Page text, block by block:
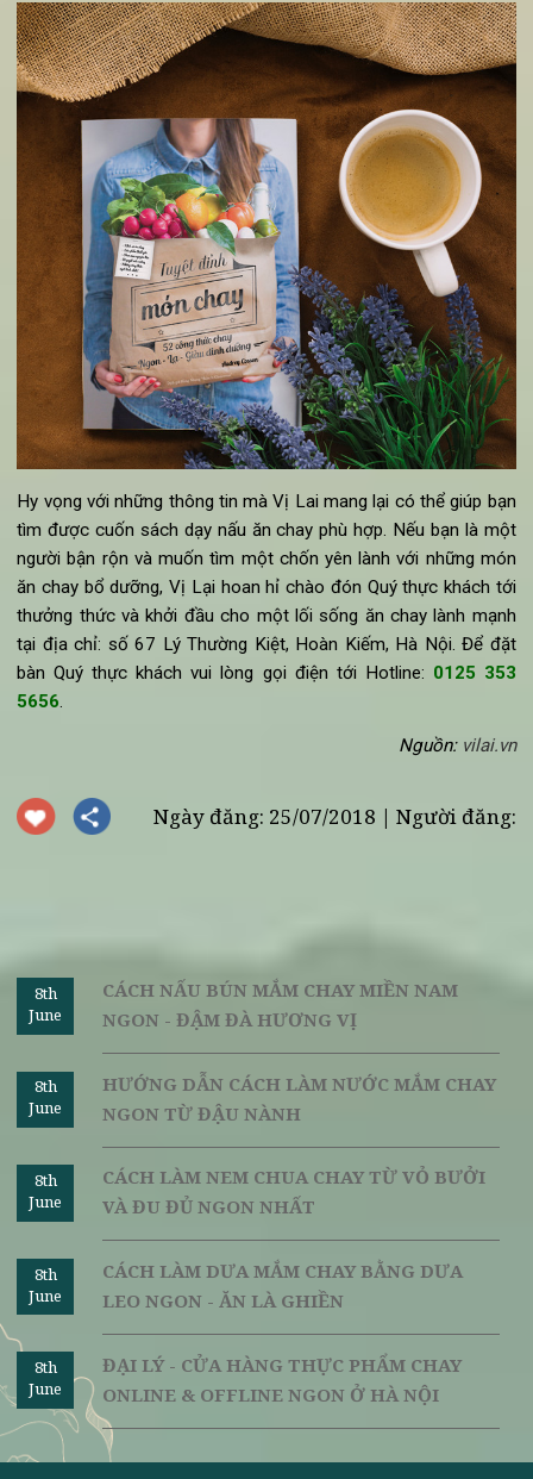
5. Sách dạy nấu ăn chay - tuyệt đỉnh món chay
Cuốn sách được viết bởi tác gia nổi tiếng người Pháp
Cosson với 52 công thức chocác món chay ngontuyệt
Nếu bạn là người đam mê nghệ thuật ăn chay và ẩm
phương Tây thì cuốn sách này sẽ đưa bạn du hành, khám
ẩm thực chay của nền văn hóa phương Tây.
Hy vọng với những thông tin mà Vị Lai mang lại có thể giúp
bàn Quý thực khách vui lòng gọi điện tới Hotline:0125
5656.
Nguồn:
Ngày đăng: 25/07/2018 | Người
June
CÁCH NẤU BÚN MẮM CHAY MIỀN NAM
NGON - ĐẬM ĐÀ HƯƠNG VỊ
8th
June
HƯỚNG DẪN CÁCH LÀM NƯỚC MẮM CHAY
NGON TỪ ĐẬU NÀNH